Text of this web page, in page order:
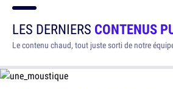
LES DERNIERS CONTENUS
Le contenu chaud, tout juste sorti de notre